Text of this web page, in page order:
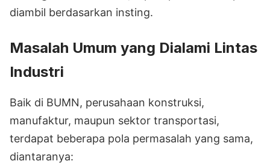
diambil berdasarkan insting.
Masalah Umum yang Dialami Lintas
Industri
Baik di BUMN, perusahaan konstruksi,
manufaktur, maupun sektor transportasi,
terdapat beberapa pola permasalah yang sama,
diantaranya: